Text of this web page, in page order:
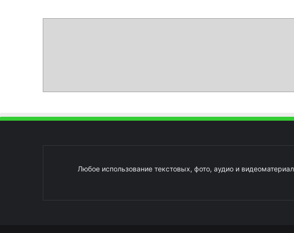
Любое использование текстовых, фото, аудио и